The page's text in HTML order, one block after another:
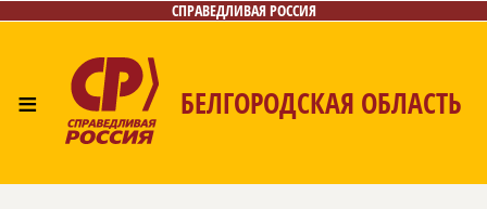
СПРАВЕДЛИВАЯ РОССИЯ
≡ БЕЛГОРОДСКАЯ ОБЛАСТЬ